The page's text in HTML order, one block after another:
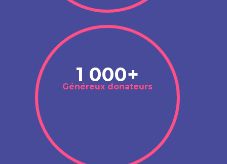
1 000+
Généreux donateurs